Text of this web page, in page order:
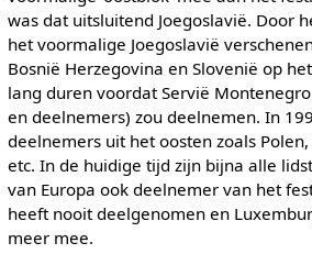
was dat uitsluitend Joegoslavië. Door
het voormalige Joegoslavië
Bosnië Herzegovina en Slovenië op
lang duren voordat Servië
en deelnemers) zou deelnemen. In
deelnemers uit het oosten zoals
etc. In de huidige tijd zijn bijna alle
van Europa ook deelnemer van het
heeft nooit deelgenomen en
meer mee.